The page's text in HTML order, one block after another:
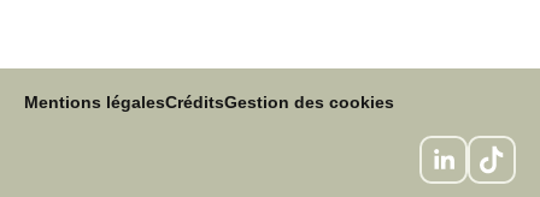
Mentions légalesCréditsGestion des cookies